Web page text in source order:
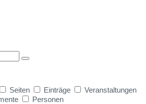
Seiten Einträge
Veranstaltungen
Personen